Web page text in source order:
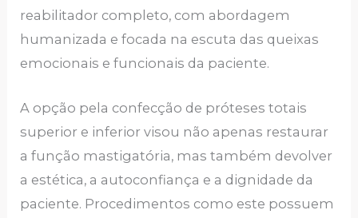
reabilitador completo, com abordagem
humanizada e focada na escuta das queixas
emocionais e funcionais da paciente.
A opção pela confecção de próteses totais
superior e inferior visou não apenas restaurar
a função mastigatória, mas também devolver
a estética, a autoconfiança e a dignidade da
paciente. Procedimentos como este possuem